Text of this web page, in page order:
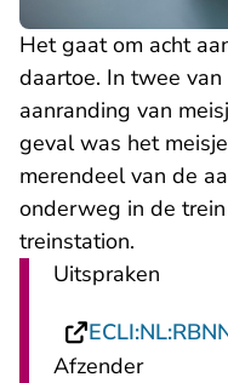
Het gaat om acht
daartoe. In twee
aanranding van
geval was het
merendeel van de
onderweg in de
treinstation.
Uitspraken
Afzender